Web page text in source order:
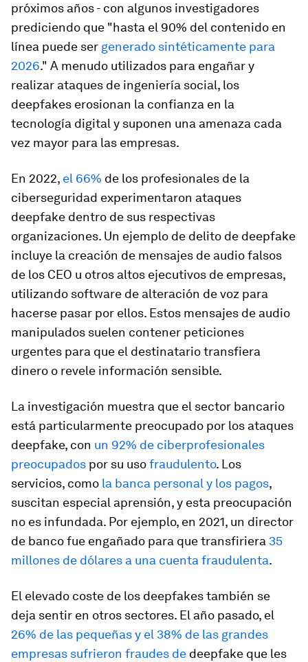
próximos años - con algunos investigadores
prediciendo que "hasta el 90% del contenido en
línea puede ser generado sintéticamente para
2026." A menudo utilizados para engañar y
realizar ataques de ingeniería social, los
deepfakes erosionan la confianza en la
tecnología digital y suponen una amenaza cada
vez mayor para las empresas.
En 2022, el 66% de los profesionales de la
ciberseguridad experimentaron ataques
deepfake dentro de sus respectivas
organizaciones. Un ejemplo de delito de deepfake
incluye la creación de mensajes de audio falsos
de los CEO u otros altos ejecutivos de empresas,
utilizando software de alteración de voz para
hacerse pasar por ellos. Estos mensajes de audio
manipulados suelen contener peticiones
urgentes para que el destinatario transfiera
dinero o revele información sensible.
La investigación muestra que el sector bancario
está particularmente preocupado por los ataques
deepfake, con un 92% de ciberprofesionales
preocupados por su usofraudulento. Los
servicios, como la banca personal y los pagos,
suscitan especial aprensión, y esta preocupación
no es infundada. Por ejemplo, en 2021, un director
de banco fue engañado para que transfiriera 35
millones de dólares a una cuenta fraudulenta.
El elevado coste de los deepfakes también se
deja sentir en otros sectores. El año pasado, el
26% de las pequeñas y el 38% de las grandes
empresas sufrieron fraudes de deepfake que les